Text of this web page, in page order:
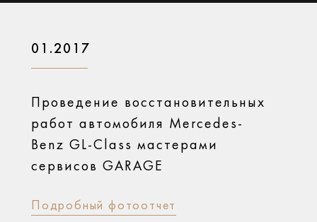
01.2017
Проведение восстановительных
работ автомобиля Mercedes-
Benz GL-Class мастерами
сервисов GARAGE
Подробный фотоотчет